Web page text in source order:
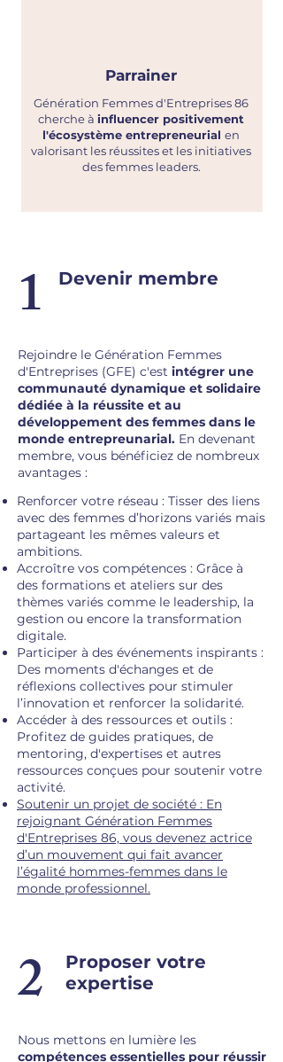
Parrainer
Génération Femmes d'Entreprises 86
cherche à influencer positivement
l'écosystème entrepreneurial en
valorisant les réussites et les initiatives
des femmes leaders.
1 Devenir membre
Rejoindre le Génération Femmes
d'Entreprises (GFE) c'est intégrer une
communauté dynamique et solidaire
dédiée à la réussite et au
développement des femmes dans le
monde entrepreunarial. En devenant
membre, vous bénéficiez de nombreux
avantages :​​
Renforcer votre réseau : Tisser des liens
avec des femmes d’horizons variés mais
partageant les mêmes valeurs et
ambitions.
Accroître vos compétences : Grâce à
des formations et ateliers sur des
thèmes variés comme le leadership, la
gestion ou encore la transformation
digitale.
Participer à des événements inspirants :
Des moments d'échanges et de
réflexions collectives pour stimuler
l’innovation et renforcer la solidarité.
Accéder à des ressources et outils :
Profitez de guides pratiques, de
mentoring, d'expertises et autres
ressources conçues pour soutenir votre
activité.
Soutenir un projet de société : En
rejoignant Génération Femmes
d'Entreprises 86, vous devenez actrice
d’un mouvement qui fait avancer
l’égalité hommes-femmes dans le
monde professionnel.
2
Proposer votre
expertise
Nous mettons en lumière les
compétences essentielles pour réussir